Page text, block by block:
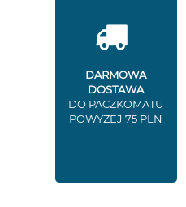
DARMOWA
DOSTAWA
DO PACZKOMATU
POWYŻEJ 75 PLN